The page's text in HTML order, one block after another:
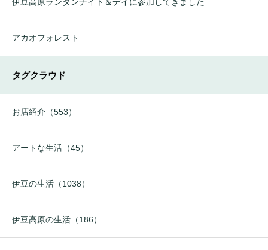
アカオフォレスト
タグクラウド
お店紹介（553）
アートな生活（45）
伊豆の生活（1038）
伊豆高原の生活（186）